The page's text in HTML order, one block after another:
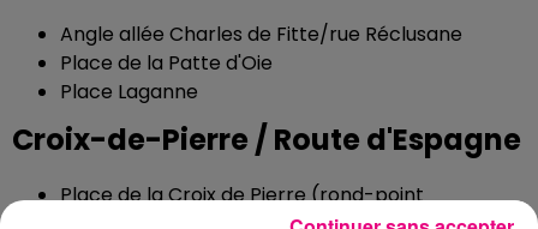
Angle allée Charles de Fitte/rue Réclusane
Place de la Patte d'Oie
Place Laganne
Croix-de-Pierre / Route d'Espagne
Place de la Croix de Pierre (rond-point